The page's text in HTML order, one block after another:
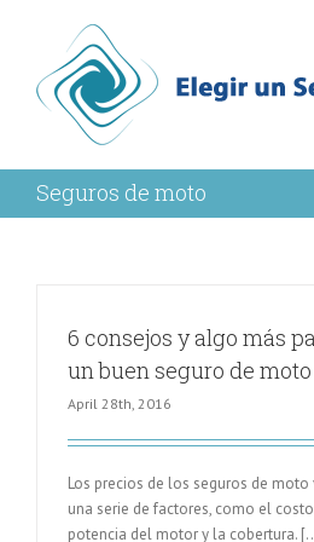
Seguros de moto
6 consejos y algo más
un buen seguro de moto
April 28th, 2016
Los precios de los seguros de
una serie de factores, como el
potencia del motor y la cobertura.